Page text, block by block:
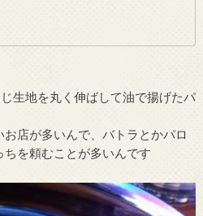
生地を丸く伸ばして油で揚げたパ
店が多いんで、バトラとかパロ
を頼むことが多いんです